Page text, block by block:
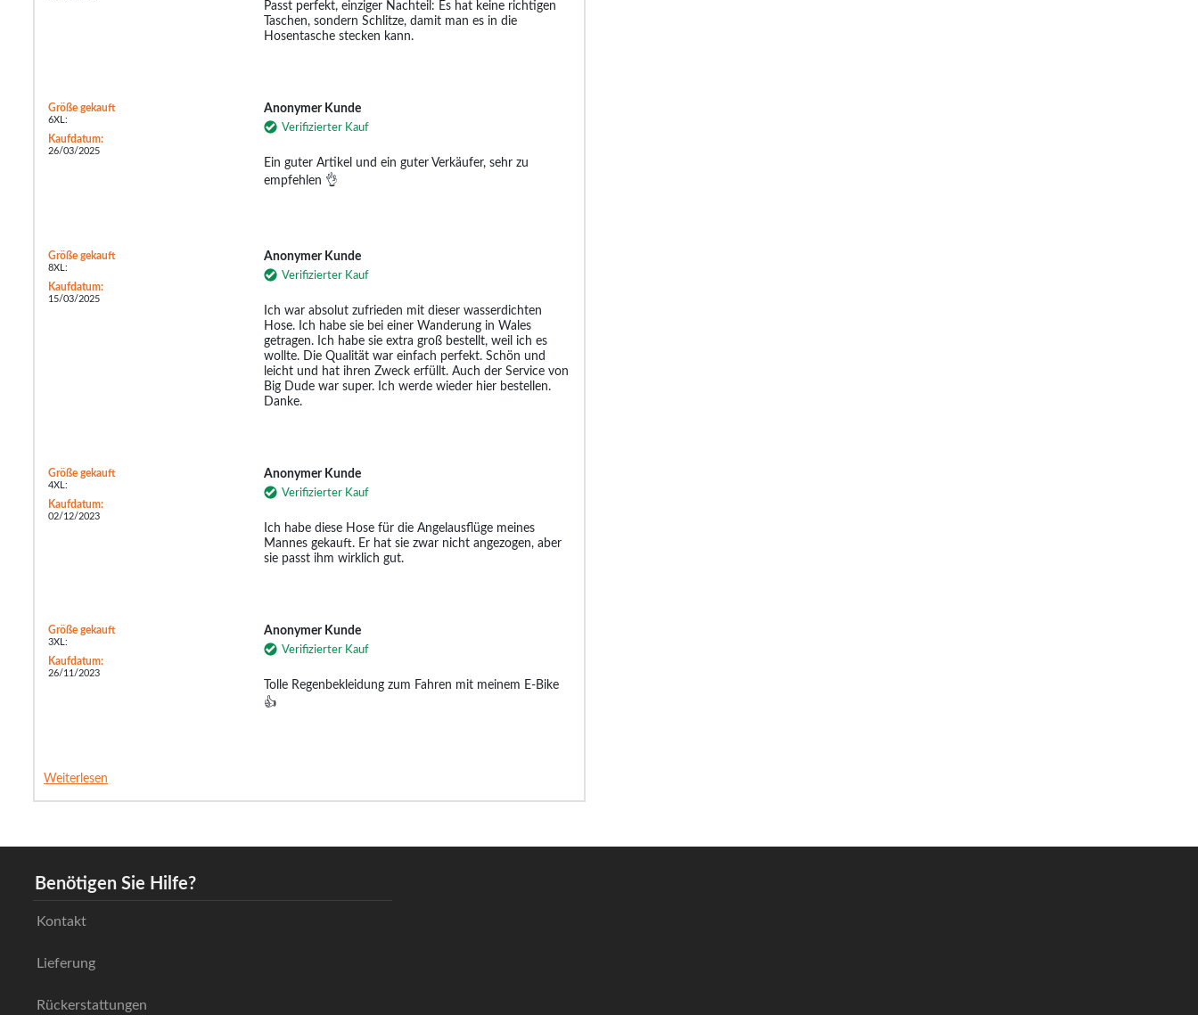
Passt perfekt, einziger Nachteil: Es hat keine richtigen
Taschen, sondern Schlitze, damit man es in die
Hosentasche stecken kann.
Größe gekauft
6XL:
Kaufdatum:
26/03/2025
Anonymer Kunde
Verifizierter Kauf
Ein guter Artikel und ein guter Verkäufer, sehr zu
empfehlen 👌
Größe gekauft
8XL:
Kaufdatum:
15/03/2025
Anonymer Kunde
Verifizierter Kauf
Ich war absolut zufrieden mit dieser wasserdichten
Hose. Ich habe sie bei einer Wanderung in Wales
getragen. Ich habe sie extra groß bestellt, weil ich es
wollte. Die Qualität war einfach perfekt. Schön und
leicht und hat ihren Zweck erfüllt. Auch der Service von
Big Dude war super. Ich werde wieder hier bestellen.
Danke.
Größe gekauft
4XL:
Kaufdatum:
02/12/2023
Anonymer Kunde
Verifizierter Kauf
Ich habe diese Hose für die Angelausflüge meines
Mannes gekauft. Er hat sie zwar nicht angezogen, aber
sie passt ihm wirklich gut.
Größe gekauft
3XL:
Kaufdatum:
26/11/2023
Anonymer Kunde
Verifizierter Kauf
Tolle Regenbekleidung zum Fahren mit meinem E-Bike
👍
Weiterlesen
Benötigen Sie Hilfe?
Kontakt
Lieferung
Rückerstattungen